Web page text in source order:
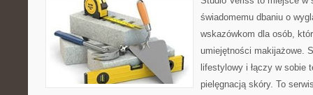
świadomemu dbaniu o
wskazówkom dla osób,
umiejętności makijażowe.
lifestylowy i łączy w sobie
pielęgnacją skóry. To